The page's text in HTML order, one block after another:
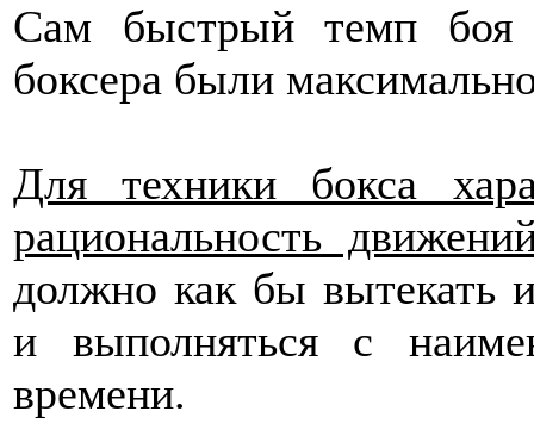
Сам быстрый темп боя
боксера были
Для техники бокса
рациональность
должно как бы вытекать
и выполняться с
времени.